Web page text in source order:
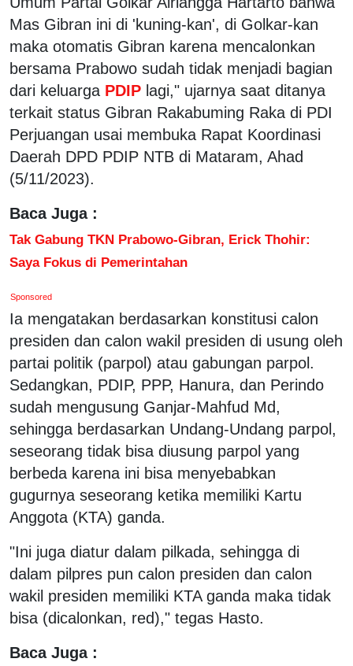
Mas Gibran ini di 'kuning-kan', di Golkar-kan
maka otomatis Gibran karena mencalonkan
bersama Prabowo sudah tidak menjadi bagian
dari keluarga PDIP lagi," ujarnya saat ditanya
terkait status Gibran Rakabuming Raka di PDI
Perjuangan usai membuka Rapat Koordinasi
Daerah DPD PDIP NTB di Mataram, Ahad
(5/11/2023).
Baca Juga :
Tak Gabung TKN Prabowo-Gibran, Erick Thohir:
Saya Fokus di Pemerintahan
Sponsored
Ia mengatakan berdasarkan konstitusi calon
presiden dan calon wakil presiden di usung oleh
partai politik (parpol) atau gabungan parpol.
Sedangkan, PDIP, PPP, Hanura, dan Perindo
sudah mengusung Ganjar-Mahfud Md,
sehingga berdasarkan Undang-Undang parpol,
seseorang tidak bisa diusung parpol yang
berbeda karena ini bisa menyebabkan
gugurnya seseorang ketika memiliki Kartu
Anggota (KTA) ganda.
"Ini juga diatur dalam pilkada, sehingga di
dalam pilpres pun calon presiden dan calon
wakil presiden memiliki KTA ganda maka tidak
bisa (dicalonkan, red)," tegas Hasto.
Baca Juga :